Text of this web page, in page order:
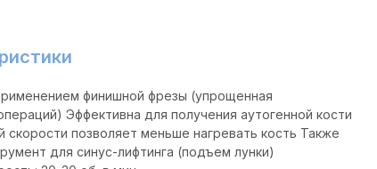
финишной фрезы (упрощенная
Эффективна для получения аутогенной кости
позволяет меньше нагревать кость Также
для синус-лифтинга (подъем лунки)